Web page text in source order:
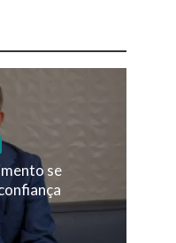
se